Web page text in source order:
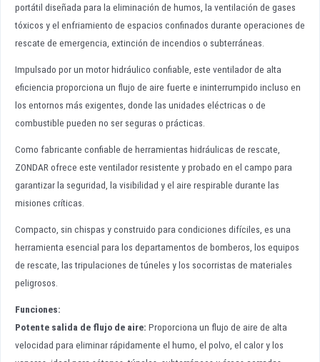
portátil diseñada para la eliminación de humos, la ventilación de gases
tóxicos y el enfriamiento de espacios confinados durante operaciones de
rescate de emergencia, extinción de incendios o subterráneas.
Impulsado por un motor hidráulico confiable, este ventilador de alta
eficiencia proporciona un flujo de aire fuerte e ininterrumpido incluso en
los entornos más exigentes, donde las unidades eléctricas o de
combustible pueden no ser seguras o prácticas.
Como fabricante confiable de herramientas hidráulicas de rescate,
ZONDAR ofrece este ventilador resistente y probado en el campo para
garantizar la seguridad, la visibilidad y el aire respirable durante las
misiones críticas.
Compacto, sin chispas y construido para condiciones difíciles, es una
herramienta esencial para los departamentos de bomberos, los equipos
de rescate, las tripulaciones de túneles y los socorristas de materiales
peligrosos.
Funciones:
Potente salida de flujo de aire: Proporciona un flujo de aire de alta
velocidad para eliminar rápidamente el humo, el polvo, el calor y los